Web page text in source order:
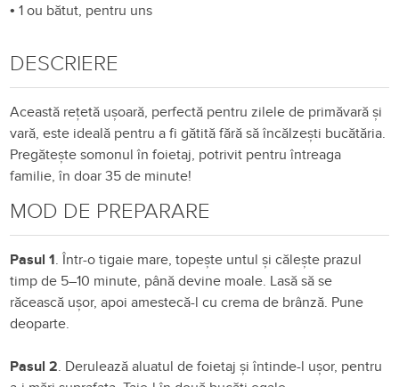
•1 ou bătut, pentru uns
DESCRIERE
Această rețetă ușoară, perfectă pentru zilele de primăvară și
vară, este ideală pentru a fi gătită fără să încălzești bucătăria.
Pregătește somonul în foietaj, potrivit pentru întreaga
familie, în doar 35 de minute!
MOD DE PREPARARE
Pasul 1. Într-o tigaie mare, topește untul și călește prazul
timp de 5–10 minute, până devine moale. Lasă să se
răcească ușor, apoi amestecă-l cu crema de brânză. Pune
deoparte.
Pasul 2. Derulează aluatul de foietaj și întinde-l ușor, pentru